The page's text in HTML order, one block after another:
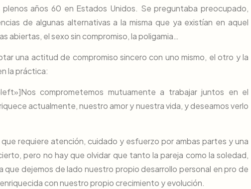
años 60 en Estados Unidos. Se preguntaba preocupado,
de algunas alternativas a la misma que ya existían en aquel
abiertas, el sexo sin compromiso, la poligamia…
una actitud de compromiso sincero con uno mismo, el otro y la
la práctica:
comprometemos mutuamente a trabajar juntos en el
actualmente, nuestro amor y nuestra vida, y deseamos verlo
requiere atención, cuidado y esfuerzo por ambas partes y una
pero no hay que olvidar que tanto la pareja como la soledad,
dejemos de lado nuestro propio desarrollo personal en pro de
con nuestro propio crecimiento y evolución.